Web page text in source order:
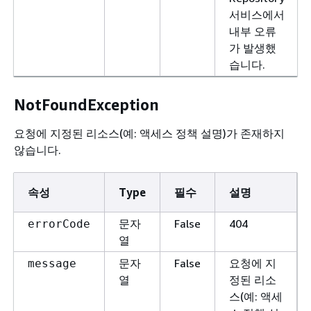
서비스에서
내부 오류
가 발생했
습니다.
NotFoundException
요청에 지정된 리소스(예: 액세스 정책 설명)가 존재하지
않습니다.
속성 Type 필수 설명
errorCode
문자
열
False 404
message
문자
열
False
요청에 지
정된 리소
스(예: 액세